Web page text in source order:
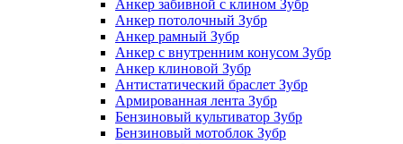
Анкер забивной с клином Зубр
Анкер потолочный Зубр
Анкер рамный Зубр
Анкер с внутренним конусом Зубр
Анкер клиновой Зубр
Антистатический браслет Зубр
Армированная лента Зубр
Бензиновый культиватор Зубр
Бензиновый мотоблок Зубр